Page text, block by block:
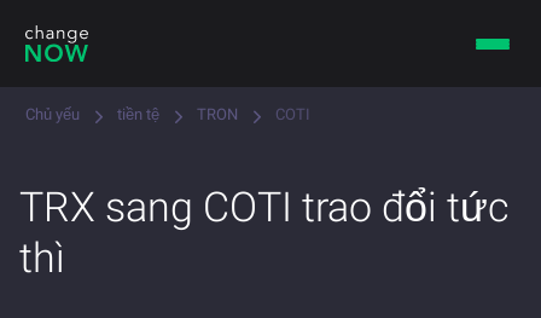
Chủ yếu tiền tệ TRON COTI
TRX sang COTI trao đổi tức
thì